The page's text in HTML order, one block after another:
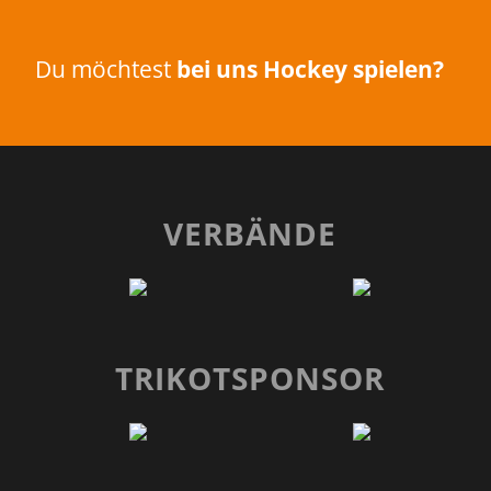
Du möchtest bei uns Hockey spielen?
VERBÄNDE
TRIKOTSPONSOR